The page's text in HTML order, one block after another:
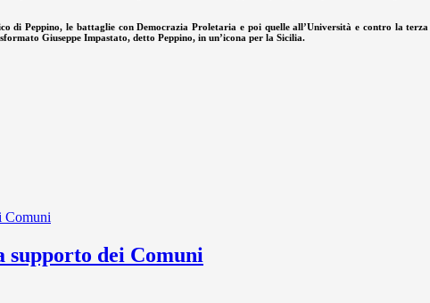
di Peppino, le battaglie con Democrazia Proletaria e poi quelle all’Università e contro la
Giuseppe Impastato, detto Peppino, in un’icona per la Sicilia.
dei Comuni